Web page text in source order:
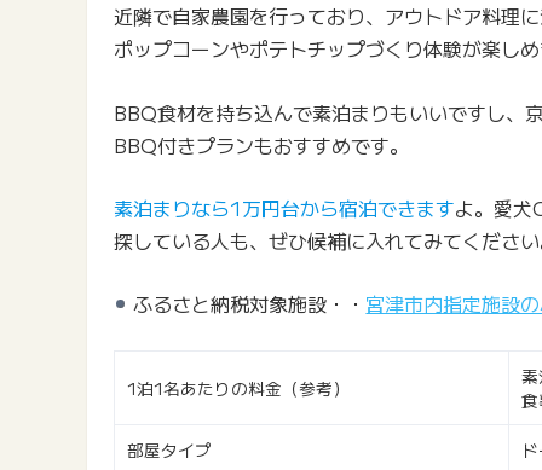
近隣で自家農園を行っており、アウトドア料理
ポップコーンやポテトチップづくり体験が楽しめ
BBQ食材を持ち込んで素泊まりもいいですし、
BBQ付きプランもおすすめです。
素泊まりなら1万円台から宿泊できますよ。愛犬
探している人も、ぜひ候補に入れてみてください
ふるさと納税対象施設・・ 宮津市内指定施設
1泊1名あたりの料金（参考）
部屋タイプ